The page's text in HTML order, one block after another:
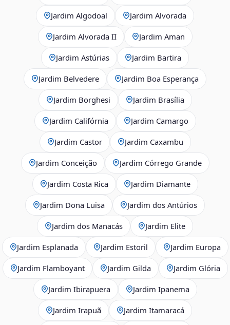
Jardim Algodoal Jardim Alvorada
Jardim Alvorada II Jardim Aman
Jardim Astúrias Jardim Bartira
Jardim Belvedere Jardim Boa Esperança
Jardim Borghesi Jardim Brasília
Jardim Califórnia Jardim Camargo
Jardim Castor Jardim Caxambu
Jardim Conceição Jardim Córrego Grande
Jardim Costa Rica Jardim Diamante
Jardim Dona Luisa Jardim dos Antúrios
Jardim dos Manacás Jardim Elite
Jardim Esplanada Jardim Estoril Jardim Europa
Jardim Flamboyant Jardim Gilda Jardim Glória
Jardim Ibirapuera Jardim Ipanema
Jardim Irapuã Jardim Itamaracá